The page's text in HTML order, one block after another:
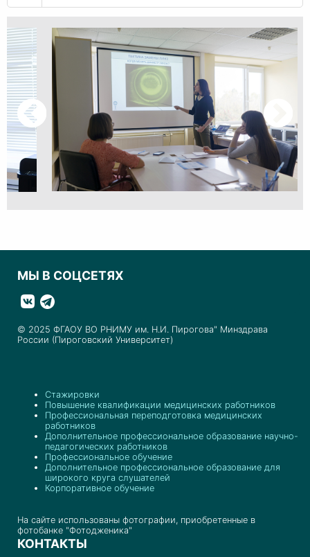
МЫ В СОЦСЕТЯХ
© 2025 ФГАОУ ВО РНИМУ им. Н.И. Пирогова" Минздрава
России (Пироговский Университет)
Стажировки
Повышение квалификации медицинских работников
Профессиональная переподготовка медицинских
работников
Дополнительное профессиональное образование научно-
педагогических работников
Профессиональное обучение
Дополнительное профессиональное образование для
широкого круга слушателей
Корпоративное обучение
На сайте использованы фотографии, приобретенные в
фотобанке "Фотодженика"
КОНТАКТЫ